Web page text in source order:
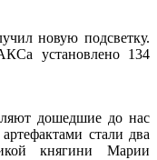
новую подсветку.
установлено 134
дошедшие до нас
стали два
княгини Марии